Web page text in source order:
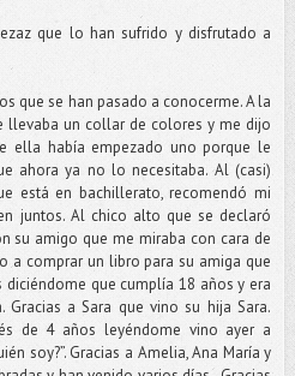
que lo han sufrido y disfrutado a
que se han pasado a conocerme. A la
llevaba un collar de colores y me dijo
ella había empezado uno porque le
ahora ya no lo necesitaba. Al (casi)
está en bachillerato, recomendó mi
juntos. Al chico alto que se declaró
su amigo que me miraba con cara de
a comprar un libro para su amiga que
que cumplía 18 años y era
a Sara que vino su hija Sara.
de 4 años leyéndome vino ayer a
soy?”. Gracias a Amelia, Ana María y